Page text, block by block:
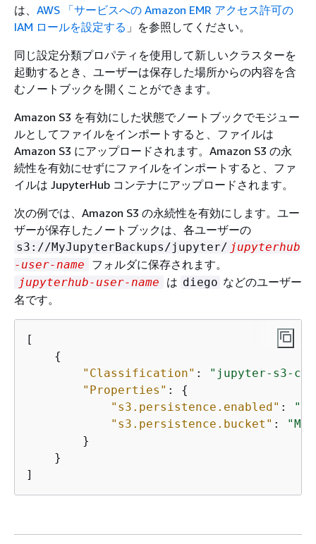
は、 AWS 「サービスへの Amazon EMR アクセス許可の
IAM ロールを設定する 」を参照してください。
同じ設定分類プロパティを使用して新しいクラスターを
起動するとき、ユーザーは保存した場所からの内容を含
むノートブックを開くことができます。
Amazon S3 を有効にした状態でノートブックでモジュー
ルとしてファイルをインポートすると、ファイルは
Amazon S3 にアップロードされます。Amazon S3 の永
続性を有効にせずにファイルをインポートすると、ファ
イルは JupyterHub コンテナにアップロードされます。
次の例では、Amazon S3 の永続性を有効にします。ユー
ザーが保存したノートブックは、各ユーザーの
s3://MyJupyterBackups/jupyter/ jupyterhub
-user-name
フォルダに保存されます。
jupyterhub-user-name は diego などのユーザー
名です。
[
{
"Classification" :
"jupyter-s3-
"Properties" : {
"s3.persistence.enabled" :
"s3.persistence.bucket" :
        }
    }
]